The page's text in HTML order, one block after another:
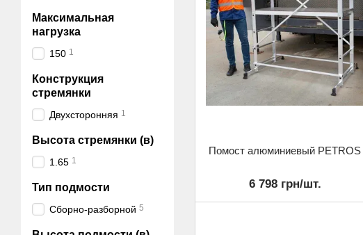
Помост алюминиевый PETROS
6 798 грн/шт.
Максимальная
нагрузка
150 1
Конструкция
стремянки
Двухсторонняя 1
Высота стремянки (в)
1.65 1
Тип подмости
Сборно-разборной 5